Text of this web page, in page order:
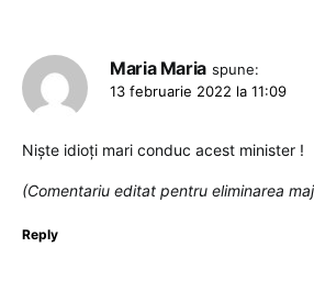
Maria Maria spune:
13 februarie 2022 la 11:09
Niște idioți mari conduc acest minister !
(Comentariu editat pentru eliminarea
Reply